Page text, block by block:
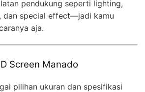
pendukung seperti lighting,
dan special effect—jadi kamu
aja.
Screen Manado
pilihan ukuran dan spesifikasi